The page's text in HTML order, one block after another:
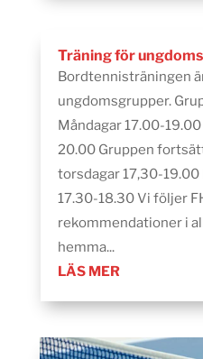
Träning för
Bordtennisträningen
ungdomsgrupper.
Måndagar 17.00-
20.00 Gruppen
torsdagar 17,30-
17.30-18.30 Vi följer
rekommendationer i
hemma...
LÄS MER